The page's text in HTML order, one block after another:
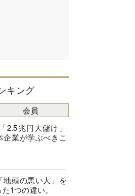
キング
2.5兆円大儲け」
業が学ぶべきこ
地頭の悪い人」を
1つの違い。
会員